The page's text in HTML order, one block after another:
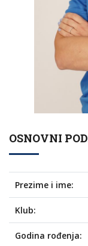
OSNOVNI
Prezime i ime:
Klub:
Godina rođenja: